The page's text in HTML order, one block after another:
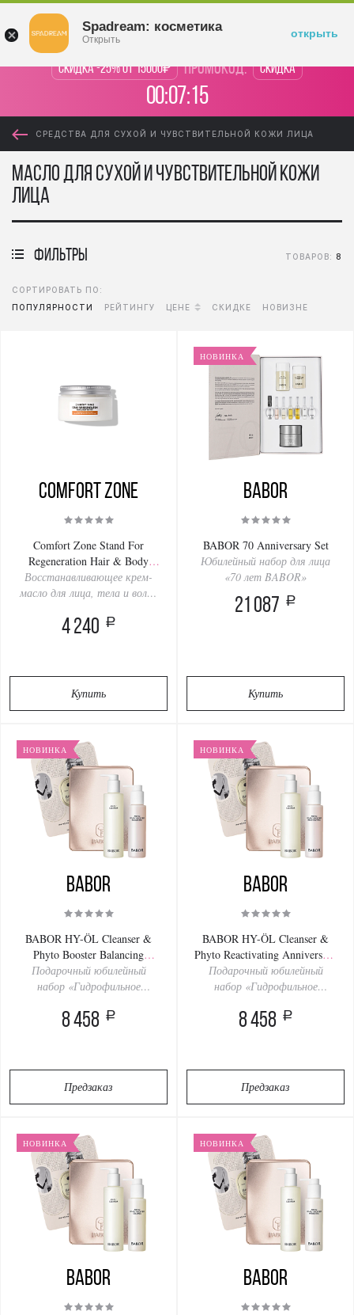
Скидка -25% от 15000₽ промокод: Скидка
00:07:15
СРЕДСТВА ДЛЯ СУХОЙ И ЧУВСТВИТЕЛЬНОЙ КОЖИ ЛИЦА
Масло для сухой и чувствительной кожи
лица
фильтры ТОВАРОВ: 8
СОРТИРОВАТЬ ПО:
ПОПУЛЯРНОСТИ
РЕЙТИНГУ ЦЕНЕ СКИДКЕ НОВИЗНЕ
Comfort Zone
Comfort Zone Stand For
Regeneration Hair & Body
Butter Calendula Extract 100ml
Восстанавливающее крем-
масло для лица, тела и волос
4 240 a
Купить
НОВИНКА
BABOR
BABOR 70 Anniversary Set
Юбилейный набор для лица
«70 лет BABOR»
21 087 a
Купить
НОВИНКА
BABOR
BABOR HY-ÖL Cleanser &
Phyto Booster Balancing
Anniversary Set 200/100ml
Подарочный юбилейный
набор «Гидрофильное
8 458 a
Предзаказ
НОВИНКА
BABOR
BABOR HY-ÖL Cleanser &
Phyto Reactivating Anniversary
Set 200/100ml
Подарочный юбилейный
набор «Гидрофильное
8 458 a
Предзаказ
НОВИНКА
BABOR
НОВИНКА
BABOR
Spadream: косметика
Открыть открыть